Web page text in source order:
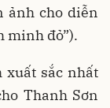
ảnh cho diễn
minh đỏ”).
xuất sắc nhất
Thanh Sơn